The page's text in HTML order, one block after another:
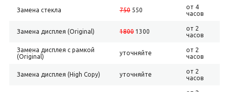
Замена стекла 750550
от 4
часов
Замена дисплея (Original) 18001300
от 2
часов
Замена дисплея с рамкой
(Original)
уточняйте
от 2
часов
Замена дисплея (High Copy) уточняйте
от 2
часов